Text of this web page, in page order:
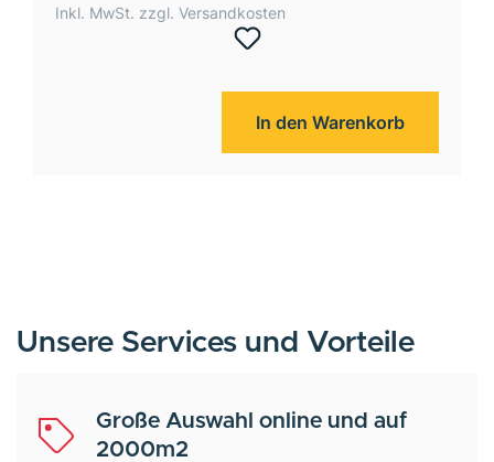
Inkl. MwSt. zzgl. Versandkosten
In den Warenkorb
Unsere Services und Vorteile
Große Auswahl online und auf
2000m2